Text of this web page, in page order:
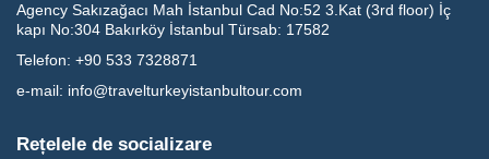
Agency Sakızağacı Mah İstanbul Cad No:52 3.Kat (3rd floor) İç
kapı No:304 Bakırköy İstanbul Türsab: 17582
Telefon: +90 533 7328871
e-mail: info@travelturkeyistanbultour.com
Rețelele de socializare